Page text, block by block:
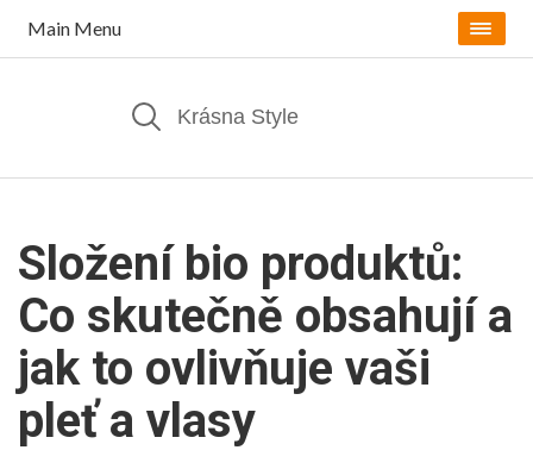
Main Menu
Složení bio produktů:
Co skutečně obsahují a
jak to ovlivňuje vaši
pleť a vlasy